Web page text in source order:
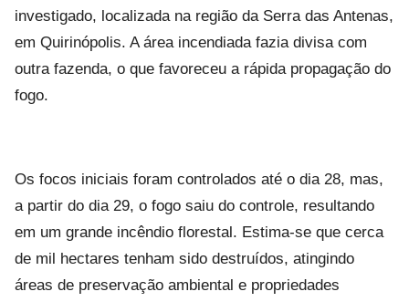
investigado, localizada na região da Serra das Antenas,
em Quirinópolis. A área incendiada fazia divisa com
outra fazenda, o que favoreceu a rápida propagação do
fogo.
Os focos iniciais foram controlados até o dia 28, mas,
a partir do dia 29, o fogo saiu do controle, resultando
em um grande incêndio florestal. Estima-se que cerca
de mil hectares tenham sido destruídos, atingindo
áreas de preservação ambiental e propriedades